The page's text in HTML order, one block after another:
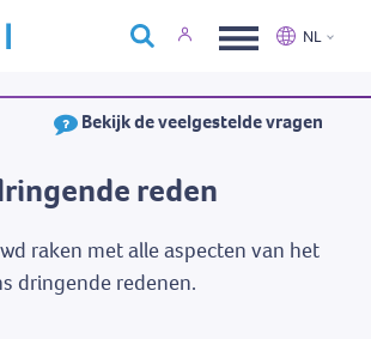
Over Edfin
Kalender
NL
Français
Bekijk de veelgestelde vragen
reden
raken met alle aspecten van het
dringende redenen.